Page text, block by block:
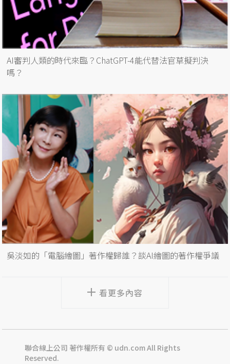
AI審判人類的時代來臨？ChatGPT-4能代替法官草擬判決
嗎？
吳淡如的「電腦繪圖」著作權歸誰？談AI繪圖的著作權爭議
看更多內容
聯合線上公司 著作權所有 © udn.com All Rights
Reserved.